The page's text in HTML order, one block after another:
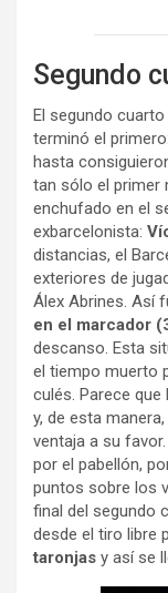
Segundo
El segundo
terminó el primero:
hasta
tan sólo el primer
enchufado en el
exbarcelonista:
distancias, el
exteriores de
Álex Abrines. Así
en el marcador
descanso. Esta
el tiempo muerto
culés. Parece
y, de esta
ventaja a su
por el pabellón,
puntos sobre los
final del segundo
desde el tiro libre
taronjas y así se